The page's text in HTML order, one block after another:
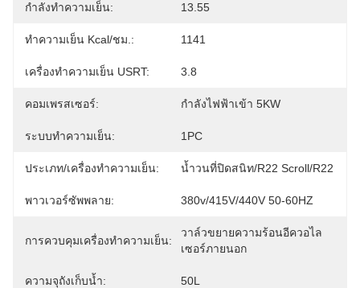
กำลังทำความเย็น: 13.55
ทำความเย็น Kcal/ชม.: 1141
เครื่องทำความเย็น USRT: 3.8
คอมเพรสเซอร์: กำลังไฟฟ้าเข้า 5KW
ระบบทำความเย็น: 1PC
ประเภท/เครื่องทำความเย็น: น้ำวนที่ปิดสนิท/R22 Scroll/R22
พาวเวอร์ซัพพลาย: 380v/415V/440V 50-60HZ
การควบคุมเครื่องทำความเย็น:
วาล์วขยายความร้อนอีควอไล
เซอร์ภายนอก
ความจุถังเก็บน้ำ: 50L